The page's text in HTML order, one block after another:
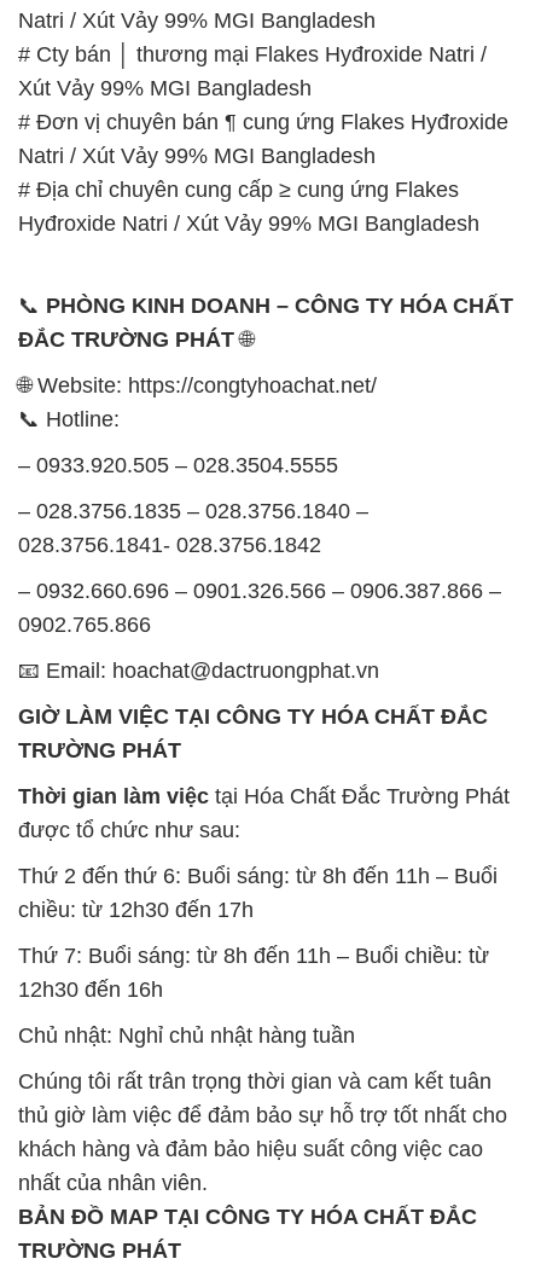
Natri / Xút Vảy 99% MGI Bangladesh
# Cty bán │ thương mại Flakes Hyđroxide Natri /
Xút Vảy 99% MGI Bangladesh
# Đơn vị chuyên bán ¶ cung ứng Flakes Hyđroxide
Natri / Xút Vảy 99% MGI Bangladesh
# Địa chỉ chuyên cung cấp ≥ cung ứng Flakes
Hyđroxide Natri / Xút Vảy 99% MGI Bangladesh
📞 PHÒNG KINH DOANH – CÔNG TY HÓA CHẤT
ĐẮC TRƯỜNG PHÁT🌐
🌐 Website: https://congtyhoachat.net/
📞 Hotline:
– 0933.920.505 – 028.3504.5555
– 028.3756.1835 – 028.3756.1840 –
028.3756.1841- 028.3756.1842
– 0932.660.696 – 0901.326.566 – 0906.387.866 –
0902.765.866
📧 Email: hoachat@dactruongphat.vn
GIỜ LÀM VIỆC TẠI CÔNG TY HÓA CHẤT ĐẮC
TRƯỜNG PHÁT
Thời gian làm việc tại Hóa Chất Đắc Trường Phát
được tổ chức như sau:
Thứ 2 đến thứ 6: Buổi sáng: từ 8h đến 11h – Buổi
chiều: từ 12h30 đến 17h
Thứ 7: Buổi sáng: từ 8h đến 11h – Buổi chiều: từ
12h30 đến 16h
Chủ nhật: Nghỉ chủ nhật hàng tuần
Chúng tôi rất trân trọng thời gian và cam kết tuân
thủ giờ làm việc để đảm bảo sự hỗ trợ tốt nhất cho
khách hàng và đảm bảo hiệu suất công việc cao
nhất của nhân viên.
BẢN ĐỒ MAP TẠI CÔNG TY HÓA CHẤT ĐẮC
TRƯỜNG PHÁT